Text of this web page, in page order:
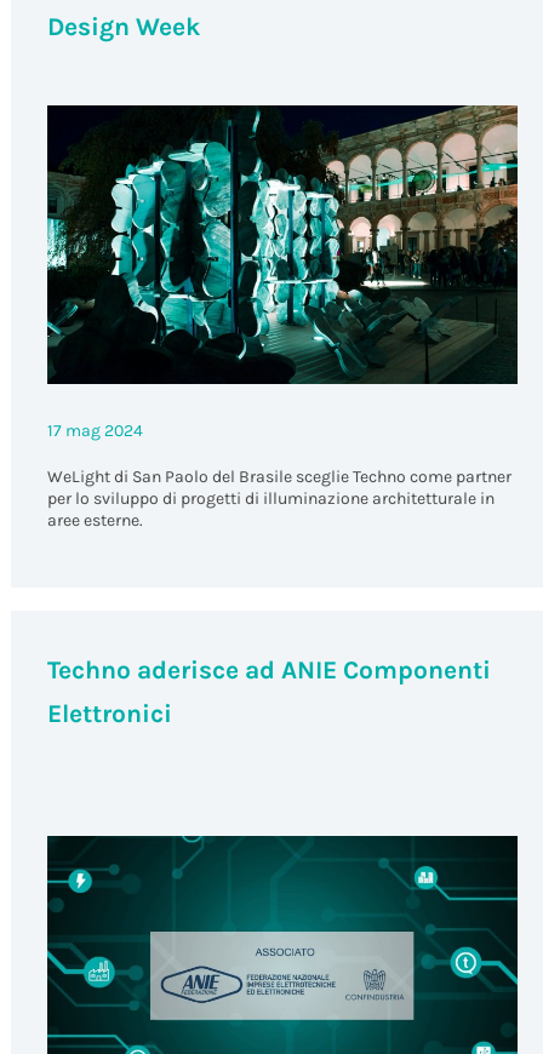
Design Week
17 mag 2024
WeLight di San Paolo del Brasile sceglie Techno come partner
per lo sviluppo di progetti di illuminazione architetturale in
aree esterne.
Techno aderisce ad ANIE Componenti
Elettronici